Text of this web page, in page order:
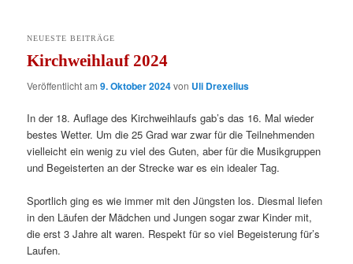
NEUESTE BEITRÄGE
Kirchweihlauf 2024
Veröffentlicht am9. Oktober 2024von Uli Drexelius
In der 18. Auflage des Kirchweihlaufs gab’s das 16. Mal wieder
bestes Wetter. Um die 25 Grad war zwar für die Teilnehmenden
vielleicht ein wenig zu viel des Guten, aber für die Musikgruppen
und Begeisterten an der Strecke war es ein idealer Tag.
Sportlich ging es wie immer mit den Jüngsten los. Diesmal liefen
in den Läufen der Mädchen und Jungen sogar zwar Kinder mit,
die erst 3 Jahre alt waren. Respekt für so viel Begeisterung für’s
Laufen.